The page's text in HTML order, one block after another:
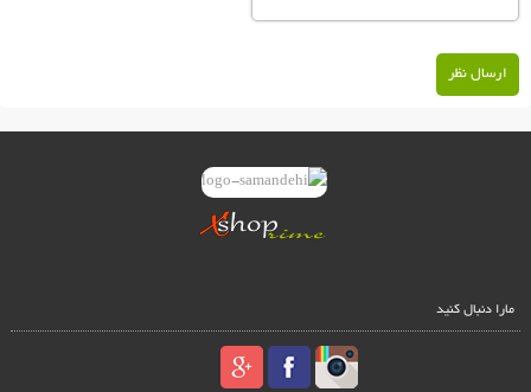
ارسال نظر
مارا دنبال کنید